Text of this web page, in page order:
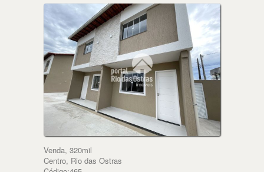
Venda, 320mil
Centro, Rio das Ostras